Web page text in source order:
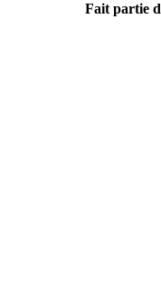
Fait partie